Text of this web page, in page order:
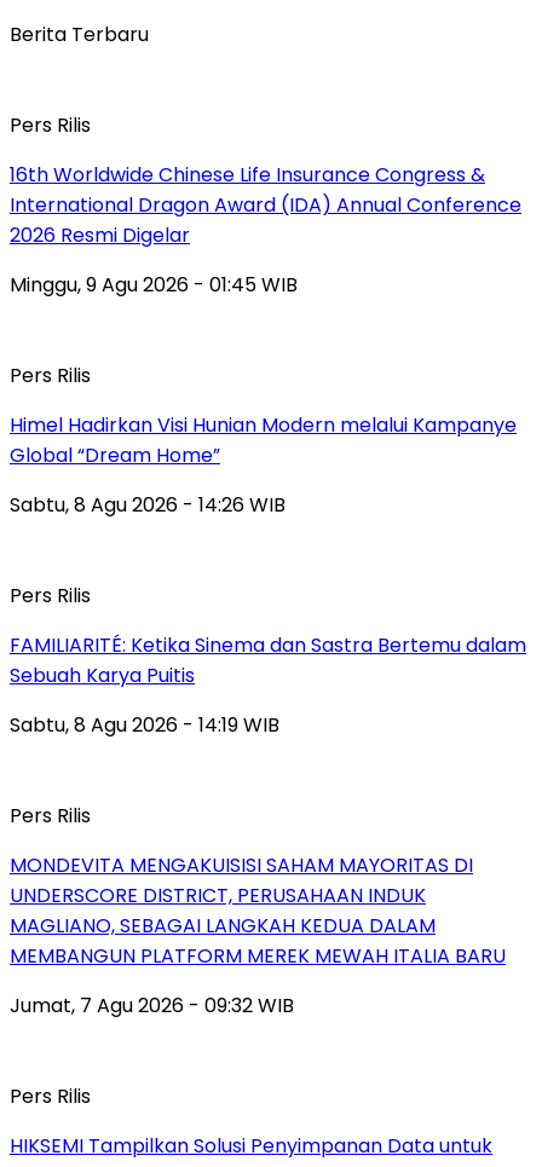
Berita Terbaru
Pers Rilis
16th Worldwide Chinese Life Insurance Congress &
International Dragon Award (IDA) Annual Conference
2026 Resmi Digelar
Minggu, 9 Agu 2026 - 01:45 WIB
Pers Rilis
Himel Hadirkan Visi Hunian Modern melalui Kampanye
Global “Dream Home”
Sabtu, 8 Agu 2026 - 14:26 WIB
Pers Rilis
FAMILIARITÉ: Ketika Sinema dan Sastra Bertemu dalam
Sebuah Karya Puitis
Sabtu, 8 Agu 2026 - 14:19 WIB
Pers Rilis
MONDEVITA MENGAKUISISI SAHAM MAYORITAS DI
UNDERSCORE DISTRICT, PERUSAHAAN INDUK
MAGLIANO, SEBAGAI LANGKAH KEDUA DALAM
MEMBANGUN PLATFORM MEREK MEWAH ITALIA BARU
Jumat, 7 Agu 2026 - 09:32 WIB
Pers Rilis
HIKSEMI Tampilkan Solusi Penyimpanan Data untuk